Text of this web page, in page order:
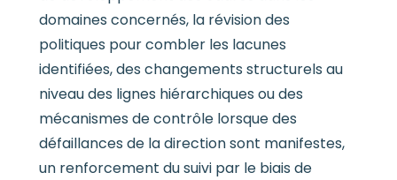
domaines concernés, la révision des
politiques pour combler les lacunes
identifiées, des changements structurels au
niveau des lignes hiérarchiques ou des
mécanismes de contrôle lorsque des
défaillances de la direction sont manifestes,
un renforcement du suivi par le biais de